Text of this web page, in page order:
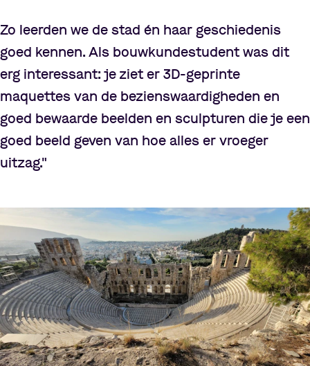
Zo leerden we de stad én haar geschiedenis
goed kennen. Als bouwkundestudent was dit
erg interessant: je ziet er 3D-geprinte
maquettes van de bezienswaardigheden en
goed bewaarde beelden en sculpturen die je een
goed beeld geven van hoe alles er vroeger
uitzag."